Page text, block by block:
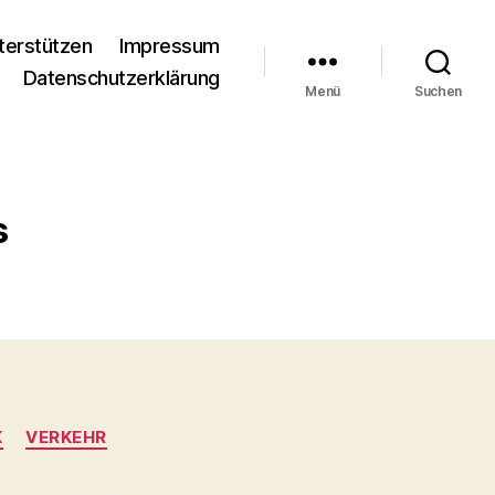
Impressum
Datenschutzerklärung
Menü Suchen
VERKEHR